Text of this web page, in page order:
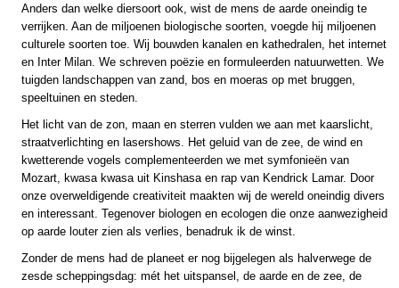
Anders dan welke diersoort ook, wist de mens de aarde oneindig te
verrijken. Aan de miljoenen biologische soorten, voegde hij miljoenen
culturele soorten toe. Wij bouwden kanalen en kathedralen, het internet
en Inter Milan. We schreven poëzie en formuleerden natuurwetten. We
tuigden landschappen van zand, bos en moeras op met bruggen,
speeltuinen en steden.
Het licht van de zon, maan en sterren vulden we aan met kaarslicht,
straatverlichting en lasershows. Het geluid van de zee, de wind en
kwetterende vogels complementeerden we met symfonieën van
Mozart, kwasa kwasa uit Kinshasa en rap van Kendrick Lamar. Door
onze overweldigende creativiteit maakten wij de wereld oneindig divers
en interessant. Tegenover biologen en ecologen die onze aanwezigheid
op aarde louter zien als verlies, benadruk ik de winst.
Zonder de mens had de planeet er nog bijgelegen als halverwege de
zesde scheppingsdag: mét het uitspansel, de aarde en de zee, de